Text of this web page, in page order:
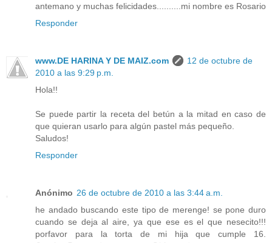
antemano y muchas felicidades..........mi nombre es Rosario
Responder
www.DE HARINA Y DE MAIZ.com
12 de octubre de
2010 a las 9:29 p.m.
Hola!!
Se puede partir la receta del betún a la mitad en caso de
que quieran usarlo para algún pastel más pequeño.
Saludos!
Responder
Anónimo 26 de octubre de 2010 a las 3:44 a.m.
he andado buscando este tipo de merenge! se pone duro
cuando se deja al aire, ya que ese es el que nesecito!!!
porfavor para la torta de mi hija que cumple 16.